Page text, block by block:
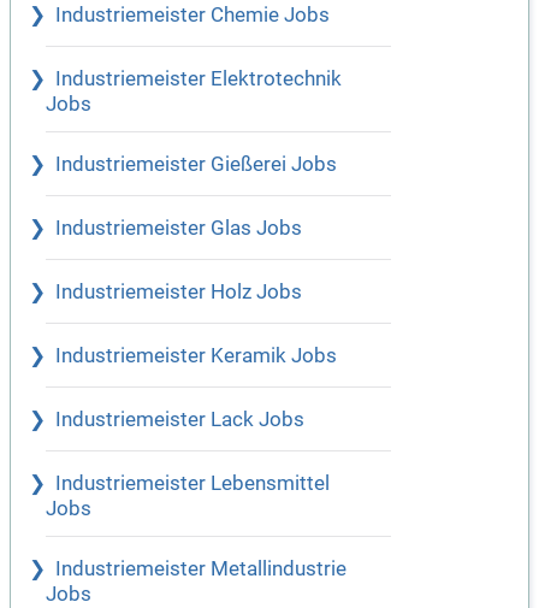
Industriemeister Chemie Jobs
Industriemeister Elektrotechnik
Jobs
Industriemeister Gießerei Jobs
Industriemeister Glas Jobs
Industriemeister Holz Jobs
Industriemeister Keramik Jobs
Industriemeister Lack Jobs
Industriemeister Lebensmittel
Jobs
Industriemeister Metallindustrie
Jobs